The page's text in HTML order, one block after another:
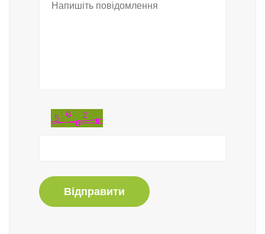
Відправити